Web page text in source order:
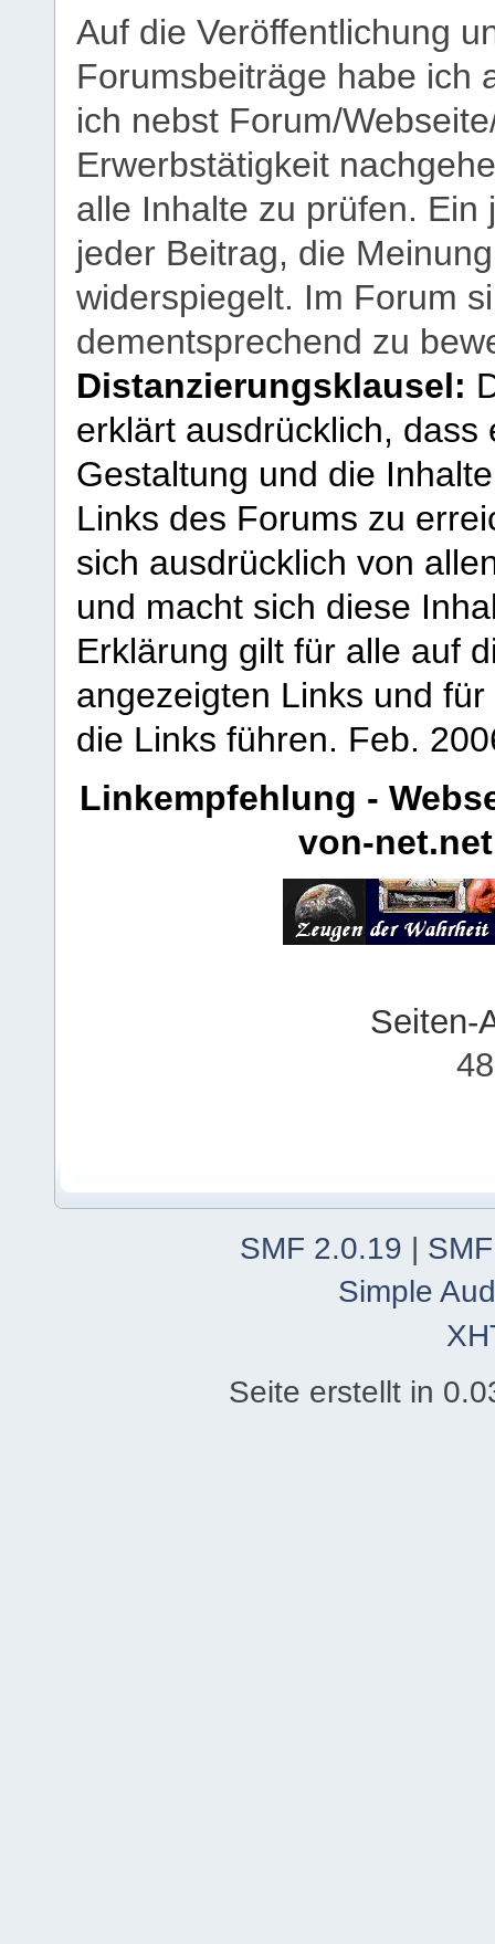
Auf die Veröffentlichung
Forumsbeiträge habe ich
ich nebst Forum/
Erwerbstätigkeit
alle Inhalte zu prüfen.
jeder Beitrag, die
widerspiegelt. Im Forum
dementsprechend zu
Distanzierungsklausel:
erklärt ausdrücklich,
Gestaltung und die
Links des Forums zu
sich ausdrücklich von
und macht sich diese
Erklärung gilt für alle auf
angezeigten Links und
die Links führen. Feb.
Linkempfehlung -
von-net.net
Seiten-
SMF 2.0.19
Simple
Seite erstellt in